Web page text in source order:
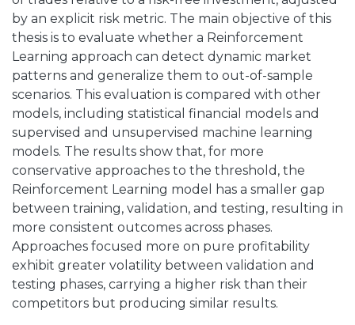
by an explicit risk metric. The main objective of this
thesis is to evaluate whether a Reinforcement
Learning approach can detect dynamic market
patterns and generalize them to out-of-sample
scenarios. This evaluation is compared with other
models, including statistical financial models and
supervised and unsupervised machine learning
models. The results show that, for more
conservative approaches to the threshold, the
Reinforcement Learning model has a smaller gap
between training, validation, and testing, resulting in
more consistent outcomes across phases.
Approaches focused more on pure profitability
exhibit greater volatility between validation and
testing phases, carrying a higher risk than their
competitors but producing similar results.